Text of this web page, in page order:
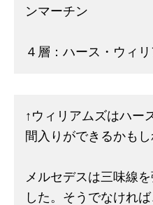
ンマーチン
４層：ハース・ウィ
↑ウィリアムズはハー
間入りができるかもし
メルセデスは三味線
した。そうでなけれ